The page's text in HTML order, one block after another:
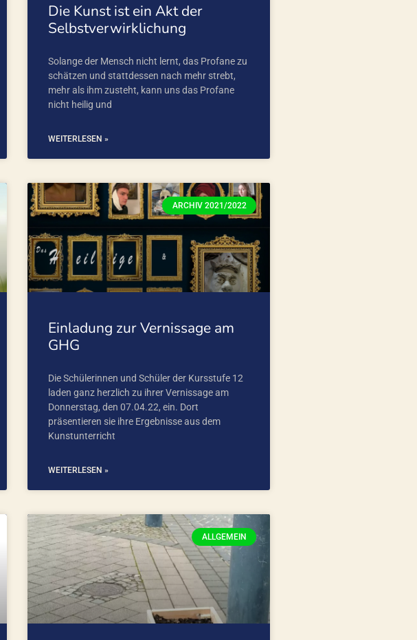
Die Kunst ist ein Akt der
Selbstverwirklichung
Solange der Mensch nicht lernt, das Profane zu
schätzen und stattdessen nach mehr strebt,
mehr als ihm zusteht, kann uns das Profane
nicht heilig und
WEITERLESEN »
ARCHIV 2021/2022
Einladung zur Vernissage am
GHG
Die Schülerinnen und Schüler der Kursstufe 12
laden ganz herzlich zu ihrer Vernissage am
Donnerstag, den 07.04.22, ein. Dort
präsentieren sie ihre Ergebnisse aus dem
Kunstunterricht
WEITERLESEN »
ALLGEMEIN